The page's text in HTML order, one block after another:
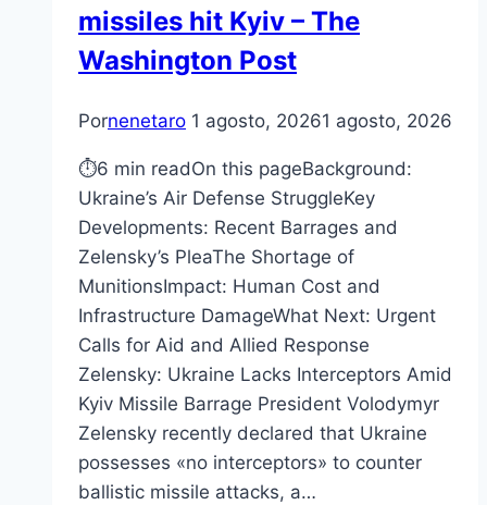
missiles hit Kyiv – The
Washington Post
Pornenetaro 1 agosto, 20261 agosto, 2026
⏱6 min readOn this pageBackground:
Ukraine’s Air Defense StruggleKey
Developments: Recent Barrages and
Zelensky’s PleaThe Shortage of
MunitionsImpact: Human Cost and
Infrastructure DamageWhat Next: Urgent
Calls for Aid and Allied Response
Zelensky: Ukraine Lacks Interceptors Amid
Kyiv Missile Barrage President Volodymyr
Zelensky recently declared that Ukraine
possesses «no interceptors» to counter
ballistic missile attacks, a…